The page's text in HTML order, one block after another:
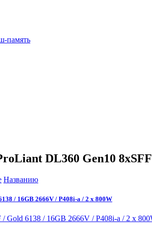
память
DL360 Gen10 8xSFF
Названию
/ 16GB 2666V / P408i-a / 2 x 800W